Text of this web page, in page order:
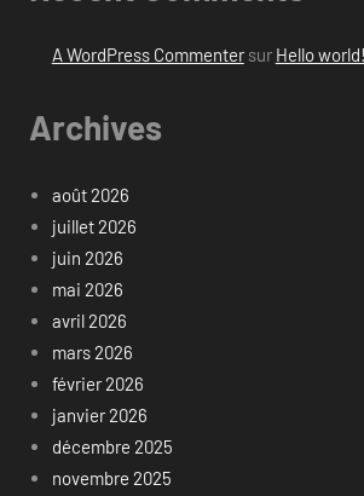
A WordPress Commentersur Hello world!
Archives
août 2026
juillet 2026
juin 2026
mai 2026
avril 2026
mars 2026
février 2026
janvier 2026
décembre 2025
novembre 2025